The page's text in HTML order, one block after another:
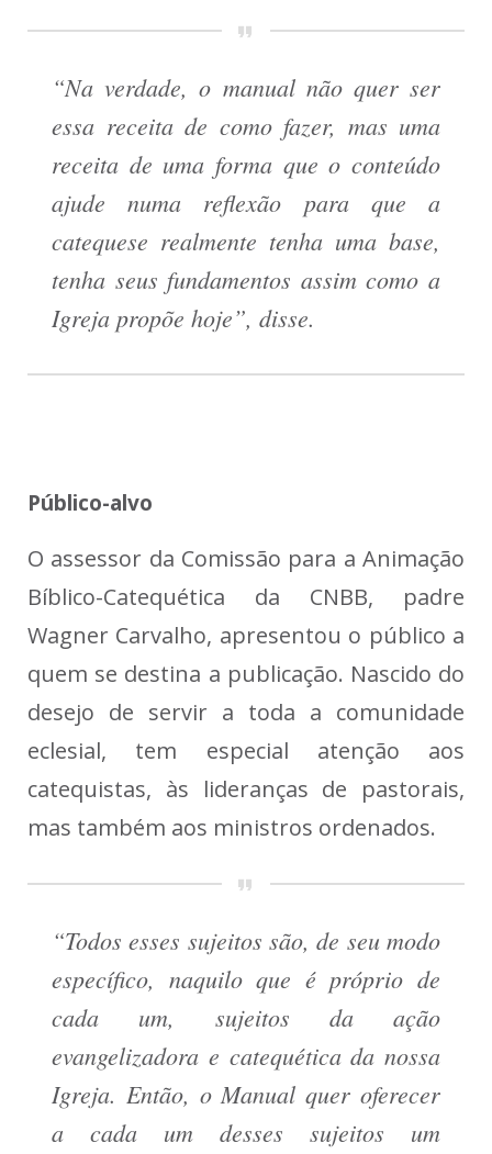
“Na verdade, o manual não quer ser
essa receita de como fazer, mas uma
receita de uma forma que o conteúdo
ajude numa reflexão para que a
catequese realmente tenha uma base,
tenha seus fundamentos assim como a
Igreja propõe hoje”, disse.
Público-alvo
O assessor da Comissão para a Animação
Bíblico-Catequética da CNBB, padre
Wagner Carvalho, apresentou o público a
quem se destina a publicação. Nascido do
desejo de servir a toda a comunidade
eclesial, tem especial atenção aos
catequistas, às lideranças de pastorais,
mas também aos ministros ordenados.
“Todos esses sujeitos são, de seu modo
específico, naquilo que é próprio de
cada um, sujeitos da ação
evangelizadora e catequética da nossa
Igreja. Então, o Manual quer oferecer
a cada um desses sujeitos um